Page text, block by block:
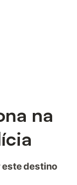
na
destino